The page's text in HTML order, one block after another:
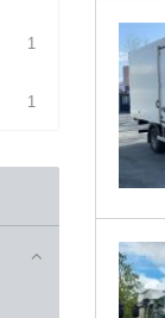
1
1